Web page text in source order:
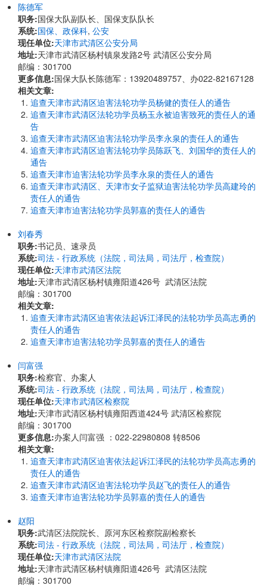
陈德军
职务:国保大队副队长、国保支队队长
系统:国保、政保科, 公安
现任单位:天津市武清区公安分局
地址:天津市武清区杨村镇泉发路2号 武清区公安分局
邮编：301700
更多信息:国保大队长陈德军：13920489757、办022-82167128
相关文章:
追查天津市武清区迫害法轮功学员杨健的责任人的通告
追查天津市武清区法轮功学员杨玉永被迫害致死的责任人的通
告
追查天津市武清区迫害法轮功学员李永泉的责任人的通告
追查天津市武清区迫害法轮功学员陈跃飞、刘国华的责任人的
通告
追查天津市迫害法轮功学员李永泉的责任人的通告
追查天津市武清区、天津市女子监狱迫害法轮功学员高建玲的
责任人的通告
追查天津市迫害法轮功学员郭嘉的责任人的通告
刘春秀
职务:书记员、速录员
系统:司法 - 行政系统（法院，司法局，司法厅，检查院）
现任单位:天津市武清区法院
地址:天津市武清区杨村镇雍阳道426号 武清区法院
邮编：301700
相关文章:
追查天津市武清区迫害依法起诉江泽民的法轮功学员高志勇的
责任人的通告
追查天津市迫害法轮功学员郭嘉的责任人的通告
闫富强
职务:检察官、办案人
系统:司法 - 行政系统（法院，司法局，司法厅，检查院）
现任单位:天津市武清区检察院
地址:天津市武清区杨村镇雍阳西道424号 武清区检察院
邮编：301700
更多信息:办案人闫富强 ：022-22980808 转8506
相关文章:
追查天津市武清区迫害依法起诉江泽民的法轮功学员高志勇的
责任人的通告
追查天津市武清区迫害法轮功学员赵飞的责任人的通告
追查天津市迫害法轮功学员郭嘉的责任人的通告
赵阳
职务:武清区法院院长、原河东区检察院副检察长
系统:司法 - 行政系统（法院，司法局，司法厅，检查院）
现任单位:天津市武清区法院
地址:天津市武清区杨村镇雍阳道426号 武清区法院
邮编：301700